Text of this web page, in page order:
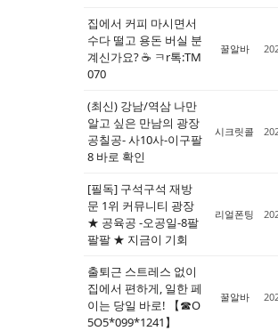
집에서 커피 마시면서
수다 떨고 용돈 버실 분
계신가요? ☕ ㅋr톡:TM
070
꿀알바
(최신) 강남/역삼 나만
알고 싶은 만남의 광장
공칠공- 사10사-이구팔
8 바로 확인
시크릿콜
[필독] 구석구석 재방
문 1위 커뮤니티 광장
★ 공육공 -오공일-8팔
팔팔 ★ 지금이 기회
리얼폰팅
출퇴근 스트레스 없이
집에서 편하게, 일한 페
이는 당일 바로! 【☎O
5O5*099*1241】
꿀알바
Sketchbook5, 스
Sketchbook5, 스